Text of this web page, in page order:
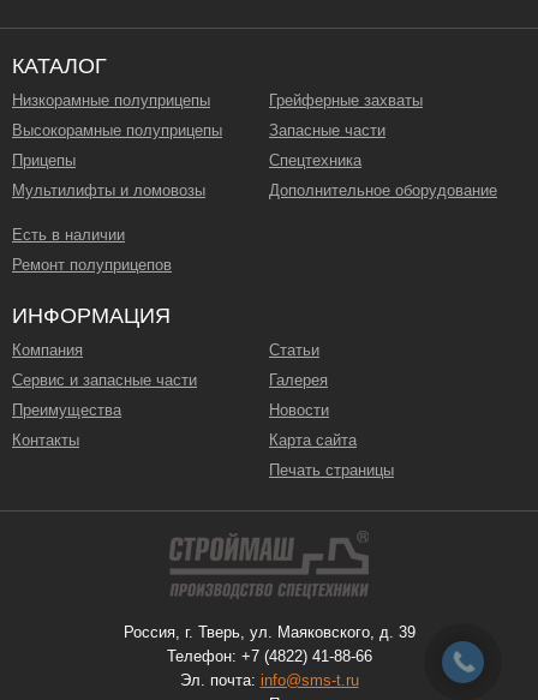
КАТАЛОГ
Низкорамные полуприцепы
Высокорамные полуприцепы
Прицепы
Мультилифты и ломовозы
Грейферные захваты
Запасные части
Спецтехника
Дополнительное оборудование
Есть в наличии
Ремонт полуприцепов
ИНФОРМАЦИЯ
Компания
Сервис и запасные части
Преимущества
Контакты
Статьи
Галерея
Новости
Карта сайта
Печать страницы
Россия, г. Тверь, ул. Маяковского, д. 39
Телефон: +7 (4822) 41-88-66
Эл. почта: info@sms-t.ru